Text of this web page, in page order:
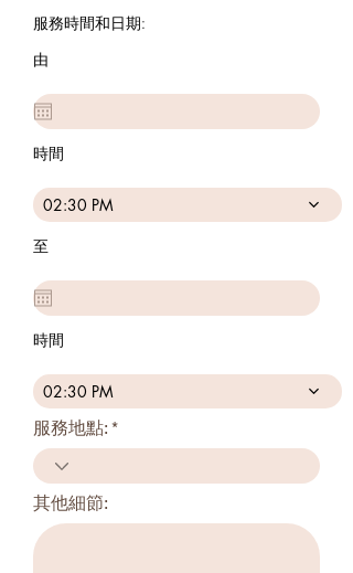
服務時間和日期:
由
時間
02:30 PM
至
時間
02:30 PM
服務地點:
其他細節: